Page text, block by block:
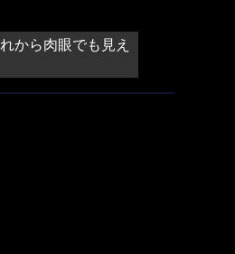
から肉眼でも見え